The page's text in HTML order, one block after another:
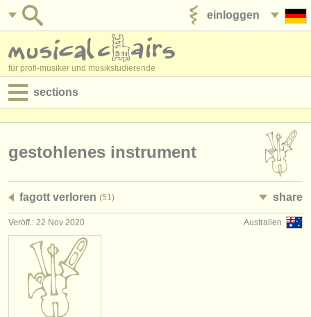
einloggen
für profi-musiker und musikstudierende
sections
jobs - verwaltung
degree courses
kurse
musikwettbewerbe
gestohlenes instrument
fagott verloren (51) share
Australien
Veröff.: 22 Nov 2020